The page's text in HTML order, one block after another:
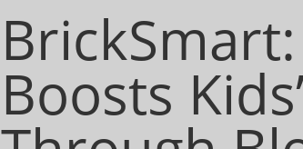
Boosts